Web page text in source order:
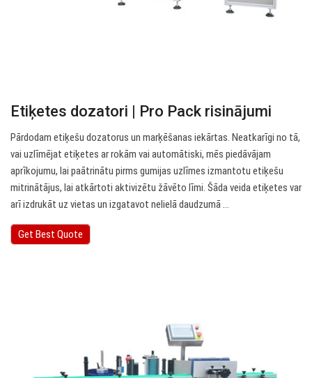
Etiķetes dozatori | Pro Pack risinājumi
Pārdodam etiķešu dozatorus un marķēšanas iekārtas. Neatkarīgi no tā,
vai uzlīmējat etiķetes ar rokām vai automātiski, mēs piedāvājam
aprīkojumu, lai paātrinātu pirms gumijas uzlīmes izmantotu etiķešu
mitrinātājus, lai atkārtoti aktivizētu žāvēto līmi. Šāda veida etiķetes var
arī izdrukāt uz vietas un izgatavot nelielā daudzumā ...
Get Best Quote